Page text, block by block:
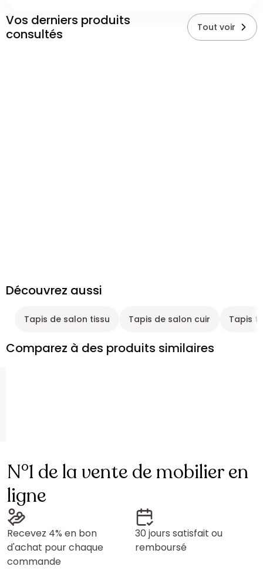
Vos derniers produits
consultés
Tout voir
Découvrez aussi
Tapis de salon tissu Tapis de salon cuir Tapis
Comparez à des produits similaires
N°1 de la vente de mobilier en
ligne
Recevez 4% en bon
d'achat pour chaque
commande
30 jours satisfait ou
remboursé